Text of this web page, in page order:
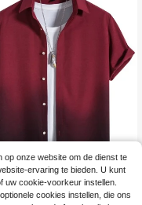
op onze website om de dienst te
ervaring te bieden. U kunt
uw cookie-voorkeur instellen.
cookies instellen, die ons